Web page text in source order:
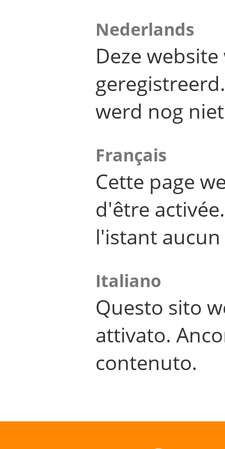
Nederlands
Deze
werd nog
Français
Cette page
d'être
l'istant
Italiano
Questo sito
attivato.
contenuto.